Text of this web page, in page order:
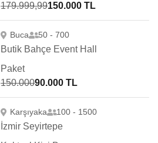
179.999,99150.000 TL
Buca 50 - 700
Butik Bahçe Event Hall
Paket
150.00090.000 TL
Karşıyaka 100 - 1500
İzmir Seyirtepe